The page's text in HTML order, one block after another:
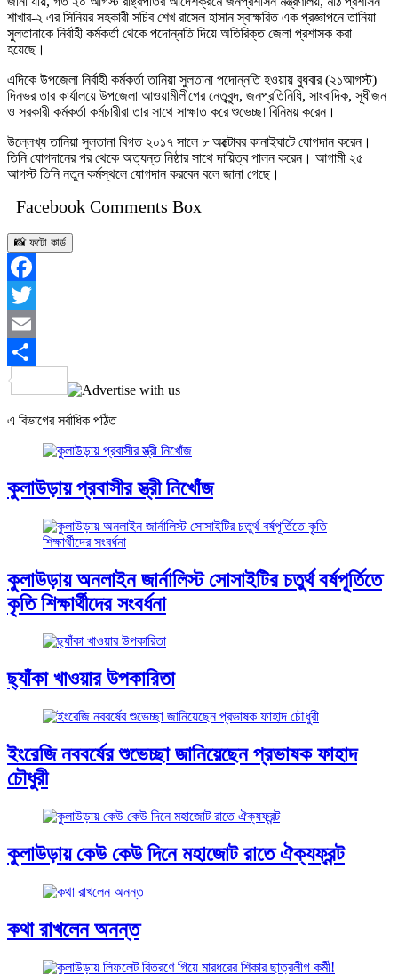
শাখার-২ এর সিনিয়র সহকারী সচিব শেখ রাসেল হাসান স্বাক্ষরিত এক প্রজ্ঞাপনে তানিয়া
সুলতানাকে নির্বাহী কর্মকর্তা থেকে পদোন্নতি দিয়ে অতিরিক্ত জেলা প্রশাসক করা
হয়েছে।
এদিকে উপজেলা নির্বাহী কর্মকর্তা তানিয়া সুলতানা পদোন্নতি হওয়ায় বুধবার (২১আগস্ট)
দিনভর তার কার্যালয়ে উপজেলা আওয়ামীলীগের নেতৃবৃন্দ, জনপ্রতিনিধি, সাংবাদিক, সূধীজন
ও সরকারী কর্মকর্তা কর্মচারীরা তার সাথে সাক্ষাত করে শুভেচ্ছা বিনিময় করেন।
উল্লেখ্য তানিয়া সুলতানা বিগত ২০১৭ সালে ৮ অক্টোবর কানাইঘাটে যোগদান করেন।
তিনি যোগদানের পর থেকে অত্যন্ত নিষ্ঠার সাথে দায়িত্ব পালন করেন। আগামী ২৫
আগস্ট তিনি নতুন কর্মস্থলে যোগদান করবেন বলে জানা গেছে।
Facebook Comments Box
📸 ফটো কার্ড
Facebook
Twitter
Email
Share
এ বিভাগের সর্বাধিক পঠিত
কুলাউড়ায় প্রবাসীর স্ত্রী নিখোঁজ
কুলাউড়ায় অনলাইন জার্নালিস্ট সোসাইটির চতুর্থ বর্ষপূর্তিতে
কৃতি শিক্ষার্থীদের সংবর্ধনা
ছ্যাঁকা খাওয়ার উপকারিতা
ইংরেজি নববর্ষের শুভেচ্ছা জানিয়েছেন প্রভাষক ফাহাদ
চৌধুরী
কুলাউড়ায় কেউ কেউ দিনে মহাজোট রাতে ঐক্যফ্রন্ট
কথা রাখলেন অনন্ত